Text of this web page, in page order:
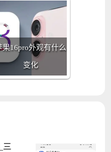
果16pro外观有什么
变化
三